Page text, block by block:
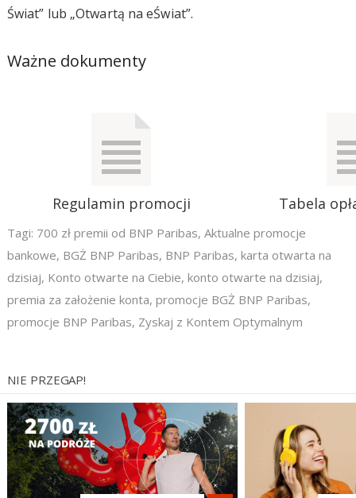
Świat” lub „Otwartą na eŚwiat”.
Ważne dokumenty
Regulamin promocji Tabela
Tagi: 700 zł premii od BNP Paribas, Aktualne promocje
bankowe, BGŻ BNP Paribas, BNP Paribas, karta otwarta na
dzisiaj, Konto otwarte na Ciebie, konto otwarte na dzisiaj,
premia za założenie konta, promocje BGŻ BNP Paribas,
promocje BNP Paribas, Zyskaj z Kontem Optymalnym
NIE PRZEGAP!